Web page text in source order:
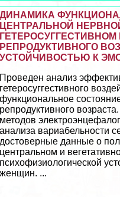
ДИНАМИКА
ЦЕНТРАЛЬНОЙ
РЕПРОДУКТИВНОГО
УСТОЙЧИВОСТЬЮ К
Проведен анализ
гетеросуггестивного
функциональное
репродуктивного
методов
анализа вариабельности
достоверные данные о
центральном и
психофизиологической
женщин. ...